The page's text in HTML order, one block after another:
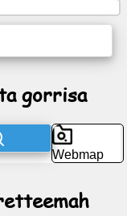
gorrisa
Webmap